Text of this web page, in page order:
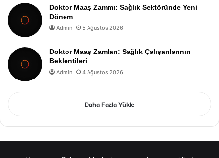
Doktor Maaş Zammı: Sağlık Sektöründe Yeni
Dönem
Admin 5 Ağustos 2026
Doktor Maaş Zamları: Sağlık Çalışanlarının
Beklentileri
Admin 4 Ağustos 2026
Daha Fazla Yükle